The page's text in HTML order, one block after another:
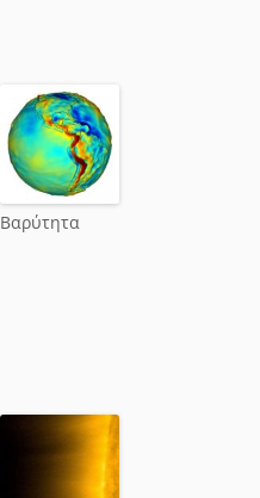
Βαρύτητα